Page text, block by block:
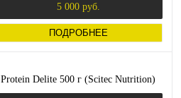
5 000 руб.
ПОДРОБНЕЕ
Protein Delite 500 г (Scitec Nutrition)